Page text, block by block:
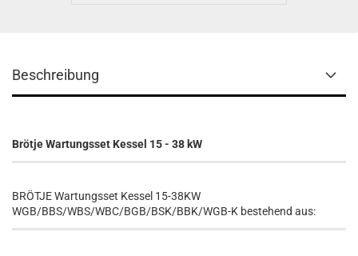
Beschreibung
Brötje Wartungsset Kessel 15 - 38 kW
BRÖTJE Wartungsset Kessel 15-38KW
WGB/BBS/WBS/WBC/BGB/BSK/BBK/WGB-K bestehend aus: